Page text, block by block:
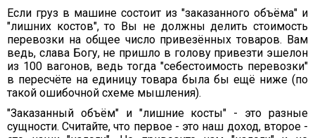
Если груз в машине состоит из "заказанного объёма" и
"лишних костов", то Вы не должны делить стоимость
перевозки на общее число привезённых товаров. Вам
ведь, слава Богу, не пришло в голову привезти эшелон
из 100 вагонов, ведь тогда "себестоимость перевозки"
в пересчёте на единицу товара была бы ещё ниже (по
такой ошибочной схеме мышления).
"Заказанный объём" и "лишние косты" - это разные
сущности. Считайте, что первое - это наш доход, второе -